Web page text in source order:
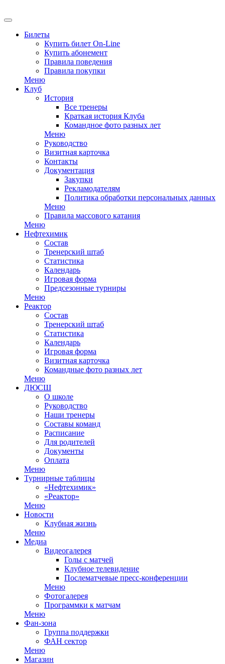
Билеты
Купить билет On-Line
Купить абонемент
Правила поведения
Правила покупки
Меню
Клуб
История
Все тренеры
Краткая история Клуба
Командное фото разных лет
Меню
Руководство
Визитная карточка
Контакты
Документация
Закупки
Рекламодателям
Политика обработки персональных данных
Меню
Правила массового катания
Меню
Нефтехимик
Состав
Тренерский штаб
Статистика
Календарь
Игровая форма
Предсезонные турниры
Меню
Реактор
Состав
Тренерский штаб
Статистика
Календарь
Игровая форма
Визитная карточка
Командные фото разных лет
Меню
ДЮСШ
О школе
Руководство
Наши тренеры
Составы команд
Расписание
Для родителей
Документы
Оплата
Меню
Турнирные таблицы
«Нефтехимик»
«Реактор»
Меню
Новости
Клубная жизнь
Меню
Медиа
Видеогалерея
Голы с матчей
Клубное телевидение
Послематчевые пресс-конференции
Меню
Фотогалерея
Программки к матчам
Меню
Фан-зона
Группа поддержки
ФАН сектор
Меню
Магазин